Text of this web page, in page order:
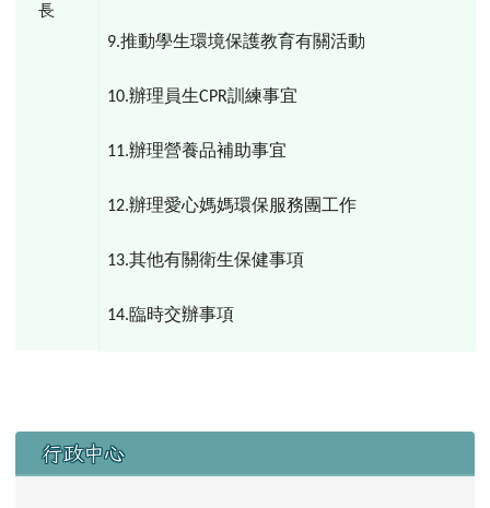
長
9.推動學生環境保護教育有關活動
10.辦理員生CPR訓練事宜
11.辦理營養品補助事宜
12.辦理愛心媽媽環保服務團工作
13.其他有關衛生保健事項
14.臨時交辦事項
左邊區域內容
行政中心